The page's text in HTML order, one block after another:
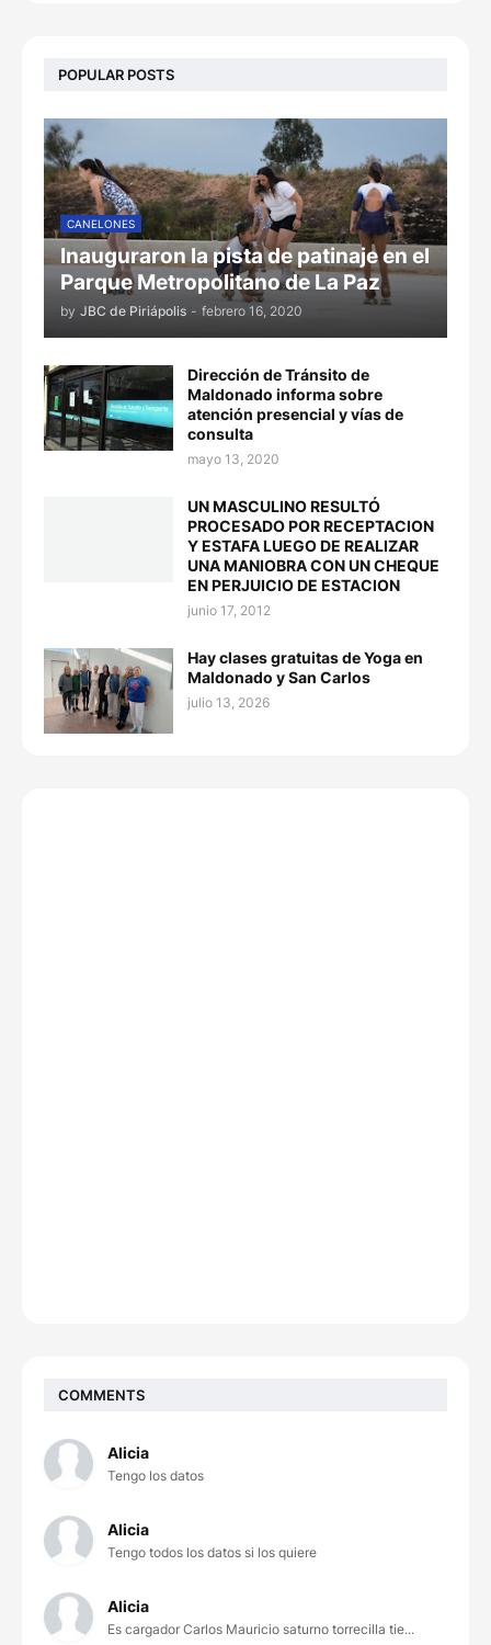
POPULAR POSTS
CANELONES
Inauguraron la pista de patinaje en el
Parque Metropolitano de La Paz
by JBC de Piriápolis - febrero 16, 2020
Dirección de Tránsito de
Maldonado informa sobre
atención presencial y vías de
consulta
mayo 13, 2020
UN MASCULINO RESULTÓ
PROCESADO POR RECEPTACION
Y ESTAFA LUEGO DE REALIZAR
UNA MANIOBRA CON UN CHEQUE
EN PERJUICIO DE ESTACION
junio 17, 2012
Hay clases gratuitas de Yoga en
Maldonado y San Carlos
julio 13, 2026
COMMENTS
Alicia
Tengo los datos
Alicia
Tengo todos los datos si los quiere
Alicia
Es cargador Carlos Mauricio saturno torrecilla tie...